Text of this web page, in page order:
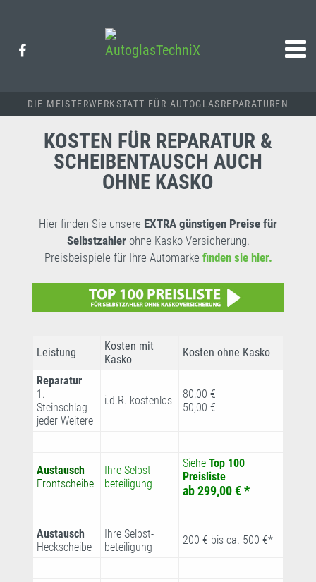
DIE MEISTERWERKSTATT FÜR AUTOGLASREPARATUREN
KOSTEN FÜR REPARATUR &
SCHEIBENTAUSCH AUCH
OHNE KASKO
Hier finden Sie unsere EXTRA günstigen Preise für
Selbstzahlerohne Kasko-Versicherung.
Preisbeispiele für Ihre Automarke finden sie hier.
Leistung
Kosten mit
Kasko
Kosten ohne Kasko
Reparatur
1.
Steinschlag
jeder Weitere
i.d.R. kostenlos
80,00 €
50,00 €
Austausch
Frontscheibe
Ihre Selbst-
beteiligung
Siehe Top 100
Preisliste
ab 299,00 € *
Austausch
Heckscheibe
Ihre Selbst-
beteiligung
200 € bis ca. 500 €*